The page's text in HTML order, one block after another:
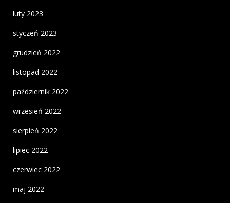
luty 2023
styczeń 2023
grudzień 2022
listopad 2022
październik 2022
wrzesień 2022
sierpień 2022
lipiec 2022
czerwiec 2022
maj 2022